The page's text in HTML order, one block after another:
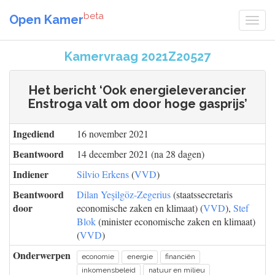
Open Kamerbeta
Kamervraag 2021Z20527
Het bericht ‘Ook energieleverancier
Enstroga valt om door hoge gasprijs’
Ingediend 16 november 2021
Beantwoord 14 december 2021 (na 28 dagen)
Indiener Silvio Erkens(VVD)
Beantwoord
door
Dilan Yeşilgöz-Zegerius(staatssecretaris
economische zaken en klimaat) (VVD), Stef
Blok(minister economische zaken en klimaat)
(VVD)
Onderwerpen economie energie
financiën
inkomensbeleid
natuur en milieu